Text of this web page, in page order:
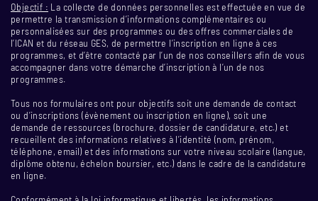
Objectif : La collecte de données personnelles est effectuée en vue de
permettre la transmission d’informations complémentaires ou
personnalisées sur des programmes ou des offres commerciales de
l’ICAN et du réseau GES, de permettre l’inscription en ligne à ces
programmes, et d’être contacté par l’un de nos conseillers afin de vous
accompagner dans votre démarche d’inscription à l’un de nos
programmes.
Tous nos formulaires ont pour objectifs soit une demande de contact
ou d’inscriptions (évènement ou inscription en ligne), soit une
demande de ressources (brochure, dossier de candidature, etc.) et
recueillent des informations relatives à l’identité (nom, prénom,
téléphone, email) et des informations sur votre niveau scolaire (langue,
diplôme obtenu, échelon boursier, etc.) dans le cadre de la candidature
en ligne.